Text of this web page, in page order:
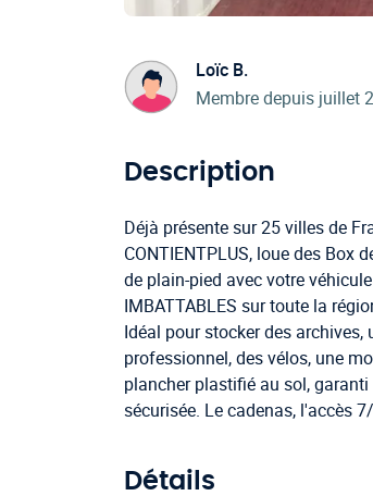
Loïc B.
Membre depuis juillet
Description
Déjà présente sur 25 villes de
CONTIENTPLUS, loue des Box
de plain-pied avec votre
IMBATTABLES sur toute la
Idéal pour stocker des
professionnel, des vélos, une
plancher plastifié au sol,
sécurisée. Le cadenas, l'accès
Détails